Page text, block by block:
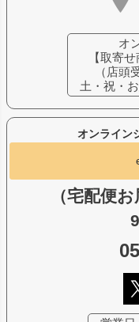
オンライン
（宅配便
オ
【取寄
（店頭
土・祝・